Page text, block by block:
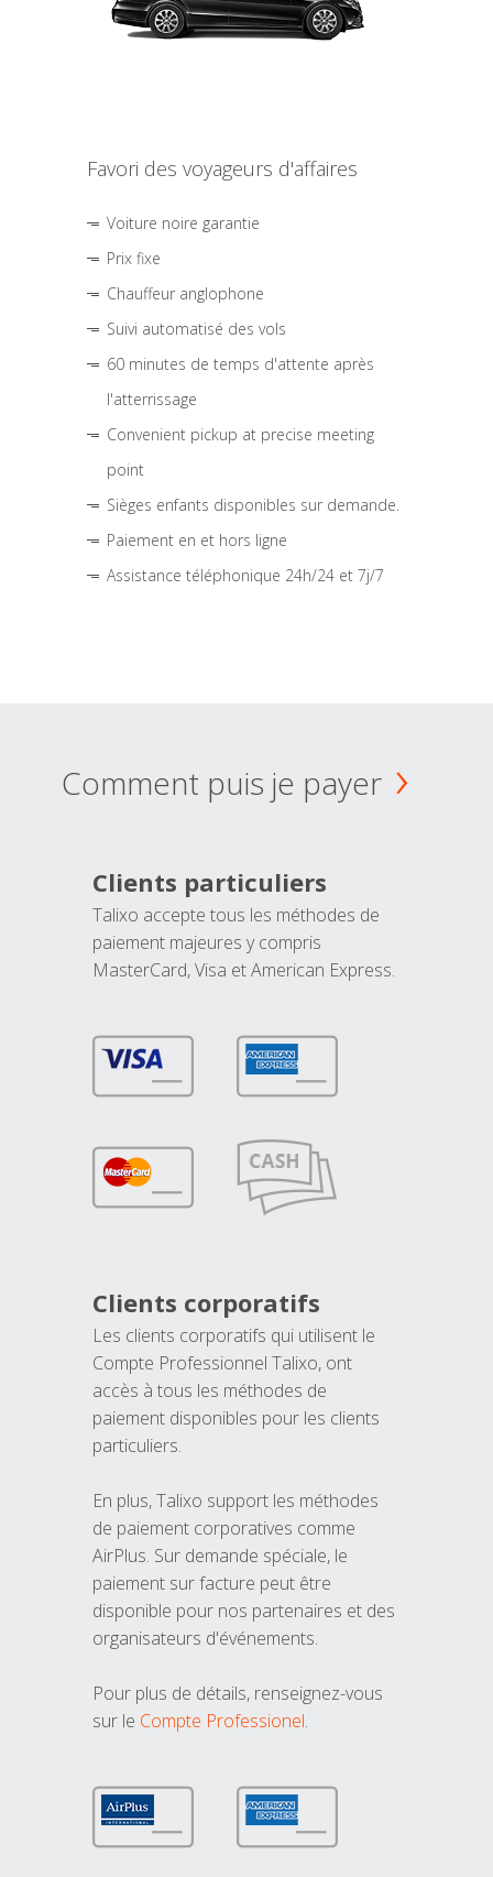
Favori des voyageurs d'affaires
Voiture noire garantie
Prix fixe
Chauffeur anglophone
Suivi automatisé des vols
60 minutes de temps d'attente après
l'atterrissage
Convenient pickup at precise meeting
point
Sièges enfants disponibles sur demande.
Paiement en et hors ligne
Assistance téléphonique 24h/24 et 7j/7
Comment puis je payer
Clients particuliers
Talixo accepte tous les méthodes de
paiement majeures y compris
MasterCard, Visa et American Express.
Clients corporatifs
Les clients corporatifs qui utilisent le
Compte Professionnel Talixo, ont
accès à tous les méthodes de
paiement disponibles pour les clients
particuliers.
En plus, Talixo support les méthodes
de paiement corporatives comme
AirPlus. Sur demande spéciale, le
paiement sur facture peut être
disponible pour nos partenaires et des
organisateurs d'événements.
Pour plus de détails, renseignez-vous
sur le Compte Professionel.